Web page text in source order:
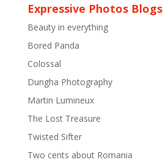
Expressive Photos Blogs
Beauty in everything
Bored Panda
Colossal
Dungha Photography
Martin Lumineux
The Lost Treasure
Twisted Sifter
Two cents about Romania